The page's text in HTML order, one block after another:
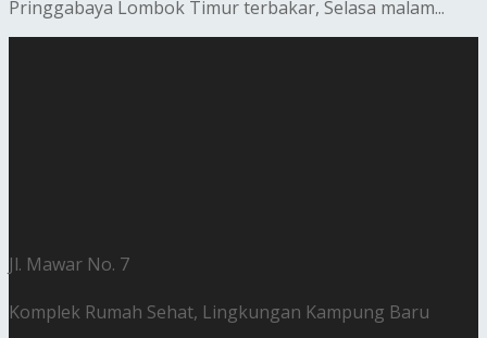
Pringgabaya Lombok Timur terbakar, Selasa malam...
Jl. Mawar No. 7
Komplek Rumah Sehat, Lingkungan Kampung Baru